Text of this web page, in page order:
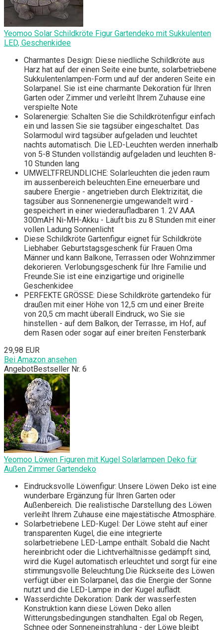
Yeomoo Solar Schildkröte Figur Gartendeko mit Sukkulenten
LED, Geschenkidee
Charmantes Design: Diese niedliche Schildkröte aus
Harz hat auf der einen Seite eine bunte, solarbetriebene
Sukkulentenlampen-Form und auf der anderen Seite ein
Solarpanel. Sie ist eine charmante Dekoration für Ihren
Garten oder Zimmer und verleiht Ihrem Zuhause eine
verspielte Note
Solarenergie: Schalten Sie die Schildkrötenfigur einfach
ein und lassen Sie sie tagsüber eingeschaltet. Das
Solarmodul wird tagsüber aufgeladen und leuchtet
nachts automatisch. Die LED-Leuchten werden innerhalb
von 5-8 Stunden vollständig aufgeladen und leuchten 8-
10 Stunden lang
UMWELTFREUNDLICHE: Solarleuchten die jeden raum
im aussenbereich beleuchten.Eine erneuerbare und
saubere Energie - angetrieben durch Elektrizität, die
tagsüber aus Sonnenenergie umgewandelt wird -
gespeichert in einer wiederaufladbaren 1. 2V AAA
300mAH Ni-MH-Akku - Läuft bis zu 8 Stunden mit einer
vollen Ladung Sonnenlicht
Diese Schildkröte Gartenfigur eignet für Schildkröte
Liebhaber. Geburtstagsgeschenk für Frauen Oma
Männer und kann Balkone, Terrassen oder Wohnzimmer
dekorieren. Verlobungsgeschenk für Ihre Familie und
Freunde.Sie ist eine einzigartige und originelle
Geschenkidee
PERFEKTE GRÖSSE: Diese Schildkröte gartendeko für
draußen mit einer Höhe von 12,5 cm und einer Breite
von 20,5 cm macht überall Eindruck, wo Sie sie
hinstellen - auf dem Balkon, der Terrasse, im Hof, auf
dem Rasen oder sogar auf einer breiten Fensterbank
29,98 EUR
Bei Amazon ansehen
AngebotBestseller Nr. 6
Yeomoo Löwen Figuren mit Kugel Solarlampen Deko für
Außen Zimmer Gartendeko
Eindrucksvolle Löwenfigur: Unsere Löwen Deko ist eine
wunderbare Ergänzung für Ihren Garten oder
Außenbereich. Die realistische Darstellung des Löwen
verleiht Ihrem Zuhause eine majestätische Atmosphäre.
Solarbetriebene LED-Kugel: Der Löwe steht auf einer
transparenten Kugel, die eine integrierte
solarbetriebene LED-Lampe enthält. Sobald die Nacht
hereinbricht oder die Lichtverhältnisse gedämpft sind,
wird die Kugel automatisch erleuchtet und sorgt für eine
stimmungsvolle Beleuchtung.Die Rückseite des Löwen
verfügt über ein Solarpanel, das die Energie der Sonne
nutzt und die LED-Lampe in der Kugel auflädt.
Wasserdichte Dekoration: Dank der wasserfesten
Konstruktion kann diese Löwen Deko allen
Witterungsbedingungen standhalten. Egal ob Regen,
Schnee oder Sonneneinstrahlung - der Löwe bleibt